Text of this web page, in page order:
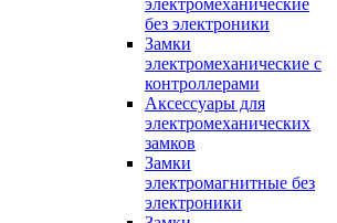
электромеханические
без электроники
Замки
электромеханические с
контроллерами
Аксессуары для
электромеханических
замков
Замки
электромагнитные без
электроники